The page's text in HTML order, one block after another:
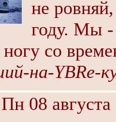
не
году. Мы
со
на-YBRе-
Пн 08